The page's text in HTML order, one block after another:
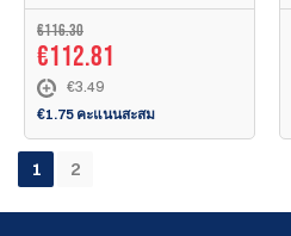
€116.30
€112.81
€3.49
€1.75 คะแนนสะสม
1 2